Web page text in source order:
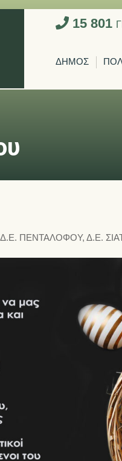
15 801
ΔΗΜΟΣ
Δ.Ε. ΠΕΝΤΑΛΟΦΟΥ,Δ.Ε.